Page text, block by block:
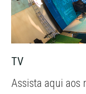
TV
Assista aqui aos